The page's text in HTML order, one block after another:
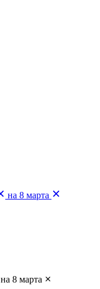
на 8 марта
на 8 марта